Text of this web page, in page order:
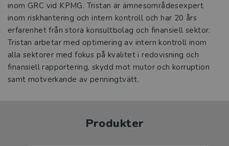
inom GRC vid KPMG. Tristan är ämnesområdesexpert
inom riskhantering och intern kontroll och har 20 års
erfarenhet från stora konsultbolag och finansiell sektor.
Tristan arbetar med optimering av intern kontroll inom
alla sektorer med fokus på kvalitet i redovisning och
finansiell rapportering, skydd mot mutor och korruption
samt motverkande av penningtvätt.
Produkter